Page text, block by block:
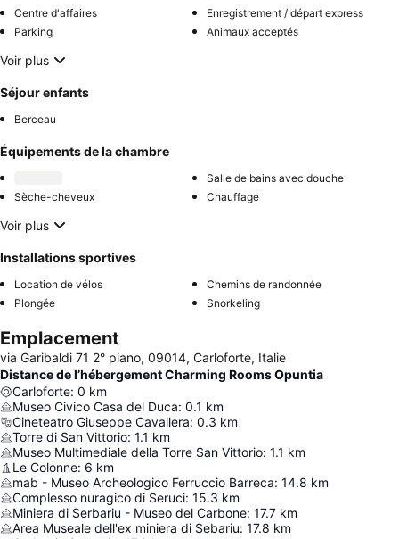
Centre d'affaires
Enregistrement / départ express
Parking
Animaux acceptés
Voir plus
Séjour enfants
Berceau
Équipements de la chambre
Salle de bains avec douche
Sèche-cheveux
Chauffage
Voir plus
Installations sportives
Location de vélos
Chemins de randonnée
Plongée
Snorkeling
Emplacement
via Garibaldi 71 2° piano, 09014, Carloforte, Italie
Distance de l’hébergement Charming Rooms Opuntia
Carloforte: 0 km
Museo Civico Casa del Duca: 0.1 km
Cineteatro Giuseppe Cavallera: 0.3 km
Torre di San Vittorio: 1.1 km
Museo Multimediale della Torre San Vittorio: 1.1 km
Le Colonne: 6 km
mab - Museo Archeologico Ferruccio Barreca: 14.8 km
Complesso nuragico di Seruci: 15.3 km
Miniera di Serbariu - Museo del Carbone: 17.7 km
Area Museale dell'ex miniera di Sebariu: 17.8 km